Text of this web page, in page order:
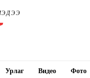
Урлаг Видео Фото